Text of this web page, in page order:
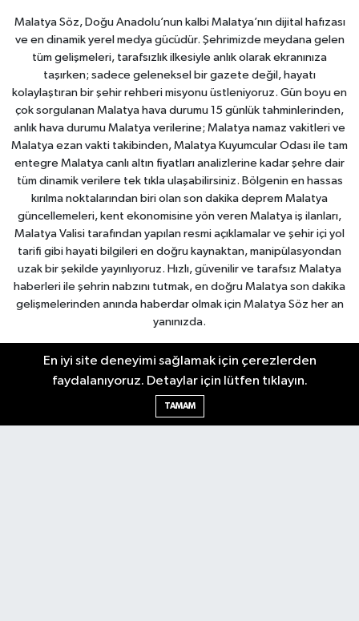
Malatya Söz, Doğu Anadolu’nun kalbi Malatya’nın dijital hafızası
ve en dinamik yerel medya gücüdür. Şehrimizde meydana gelen
tüm gelişmeleri, tarafsızlık ilkesiyle anlık olarak ekranınıza
taşırken; sadece geleneksel bir gazete değil, hayatı
kolaylaştıran bir şehir rehberi misyonu üstleniyoruz. Gün boyu en
çok sorgulanan Malatya hava durumu 15 günlük tahminlerinden,
anlık hava durumu Malatya verilerine; Malatya namaz vakitleri ve
Malatya ezan vakti takibinden, Malatya Kuyumcular Odası ile tam
entegre Malatya canlı altın fiyatları analizlerine kadar şehre dair
tüm dinamik verilere tek tıkla ulaşabilirsiniz. Bölgenin en hassas
kırılma noktalarından biri olan son dakika deprem Malatya
güncellemeleri, kent ekonomisine yön veren Malatya iş ilanları,
Malatya Valisi tarafından yapılan resmi açıklamalar ve şehir içi yol
tarifi gibi hayati bilgileri en doğru kaynaktan, manipülasyondan
uzak bir şekilde yayınlıyoruz. Hızlı, güvenilir ve tarafsız Malatya
haberleri ile şehrin nabzını tutmak, en doğru Malatya son dakika
gelişmelerinden anında haberdar olmak için Malatya Söz her an
yanınızda.
Malatya Nöbetçi Eczaneler
Malatya Hava Durumu
Malatya Trafik Yoğunluk Haritası
En iyi site deneyimi sağlamak için çerezlerden
faydalanıyoruz. Detaylar için lütfen tıklayın.
TAMAM